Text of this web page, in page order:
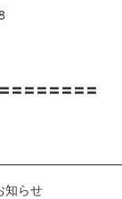
〓〓〓〓〓〓〓
知らせ